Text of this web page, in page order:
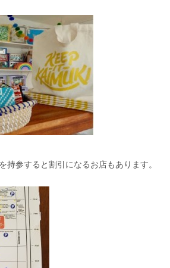
持参すると割引になるお店もあります。